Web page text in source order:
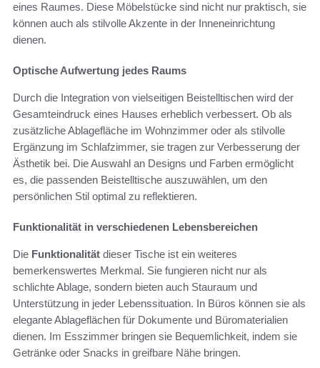
eines Raumes. Diese Möbelstücke sind nicht nur praktisch, sie
können auch als stilvolle Akzente in der Inneneinrichtung
dienen.
Optische Aufwertung jedes Raums
Durch die Integration von vielseitigen Beistelltischen wird der
Gesamteindruck eines Hauses erheblich verbessert. Ob als
zusätzliche Ablagefläche im Wohnzimmer oder als stilvolle
Ergänzung im Schlafzimmer, sie tragen zur Verbesserung der
Ästhetik bei. Die Auswahl an Designs und Farben ermöglicht
es, die passenden Beistelltische auszuwählen, um den
persönlichen Stil optimal zu reflektieren.
Funktionalität in verschiedenen Lebensbereichen
Die Funktionalität dieser Tische ist ein weiteres
bemerkenswertes Merkmal. Sie fungieren nicht nur als
schlichte Ablage, sondern bieten auch Stauraum und
Unterstützung in jeder Lebenssituation. In Büros können sie als
elegante Ablageflächen für Dokumente und Büromaterialien
dienen. Im Esszimmer bringen sie Bequemlichkeit, indem sie
Getränke oder Snacks in greifbare Nähe bringen.